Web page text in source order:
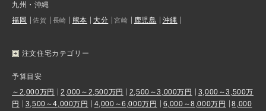
九州・沖縄
福岡
佐賀 長崎 熊本 大分 宮崎 鹿児島 沖縄
注文住宅カテゴリー
予算目安
～2,000万円
2,000～2,500万円 2,500～3,000万円
3,000～3,500万
円
3,500～4,000万円 4,000～6,000万円 6,000～8,000万円
8,000